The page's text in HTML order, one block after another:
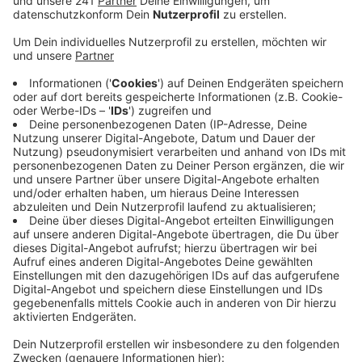
Tausende Läufer werden mehr als 7000 Kilometer
zurücklegen – für unheilbar kranke Kinder und ihre
Familien. Dabei wird die Angel-Fackel durch die
Teilnehmer von Kinderhospiz zu Kinderhospiz und von
Ort zu Ort getragen. Der Verein "Hits fürs Hospiz"
sucht noch Mitläufer, die sich an dem Fackellauf auf
Leverkusener Stadtgebiet beteiligen. Sie können
laufen, walken, Fahrradfahren oder auch mit dem
Rollstuhl mitfahren. Außerdem freuen sich die
Organisatoren auch noch über Tipps zu einer schönen
Strecke durch unsere Stadt.
Ansprechpartner und weitere Infos zur Aktion.